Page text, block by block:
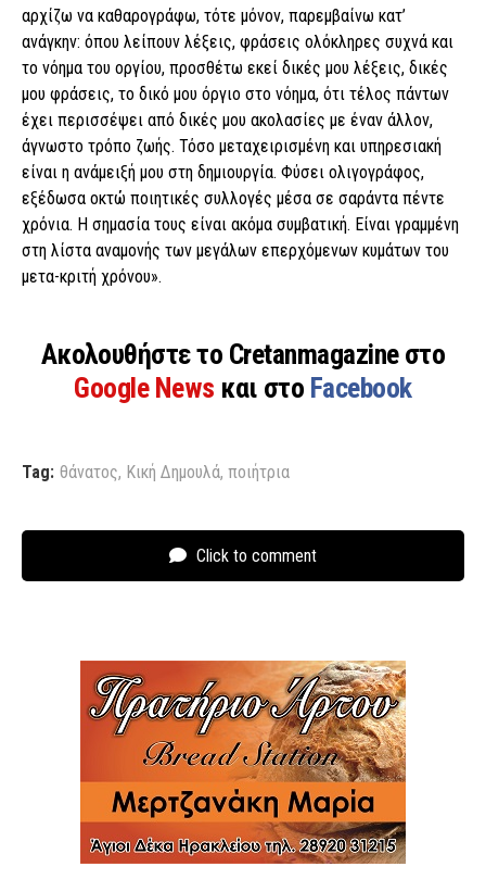
αρχίζω να καθαρογράφω, τότε μόνον, παρεμβαίνω κατ’
ανάγκην: όπου λείπουν λέξεις, φράσεις ολόκληρες συχνά και
το νόημα του οργίου, προσθέτω εκεί δικές μου λέξεις, δικές
μου φράσεις, το δικό μου όργιο στο νόημα, ότι τέλος πάντων
έχει περισσέψει από δικές μου ακολασίες με έναν άλλον,
άγνωστο τρόπο ζωής. Τόσο μεταχειρισμένη και υπηρεσιακή
είναι η ανάμειξή μου στη δημιουργία. Φύσει ολιγογράφος,
εξέδωσα οκτώ ποιητικές συλλογές μέσα σε σαράντα πέντε
χρόνια. Η σημασία τους είναι ακόμα συμβατική. Είναι γραμμένη
στη λίστα αναμονής των μεγάλων επερχόμενων κυμάτων του
μετα-κριτή χρόνου».
Ακολουθήστε το Cretanmagazine στο
Google News και στο Facebook
Tag: θάνατος, Κική Δημουλά, ποιήτρια
Click to comment